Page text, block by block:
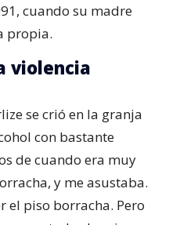
cuando su madre
propia.
violencia
se crió en la granja
con bastante
de cuando era muy
y me asustaba.
el piso borracha. Pero